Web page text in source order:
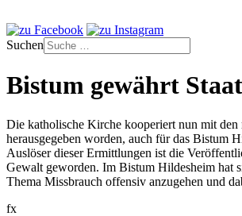
Suchen
Bistum gewährt
Die katholische Kirche kooperiert nun mit den
herausgegeben worden, auch für das Bistum
Auslöser dieser Ermittlungen ist die
Gewalt geworden. Im Bistum Hildesheim hat
Thema Missbrauch offensiv anzugehen und
fx